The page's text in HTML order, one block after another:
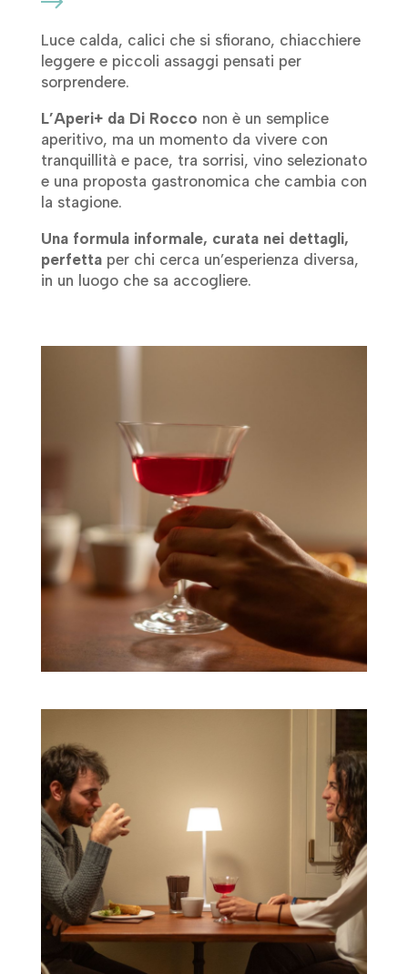
Luce calda, calici che si sfiorano, chiacchiere
leggere e piccoli assaggi pensati per
sorprendere.
L’Aperi+ da Di Rocco non è un semplice
aperitivo, ma un momento da vivere con
tranquillità e pace, tra sorrisi, vino selezionato
e una proposta gastronomica che cambia con
la stagione.
Una formula informale, curata nei dettagli,
perfettaper chi cerca un’esperienza diversa,
in un luogo che sa accogliere.